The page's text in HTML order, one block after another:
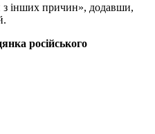
з інших причин», додавши,
російського